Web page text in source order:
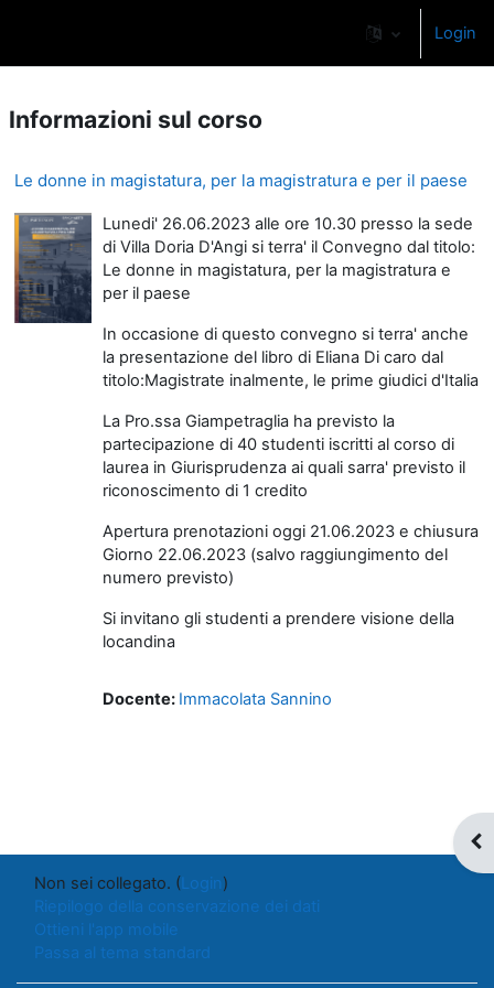
Login
Informazioni sul corso
Le donne in magistatura, per la magistratura e per il paese
Lunedi' 26.06.2023 alle ore 10.30 presso la sede
di Villa Doria D'Angi si terra' il Convegno dal titolo:
Le donne in magistatura, per la magistratura e
per il paese
In occasione di questo convegno si terra' anche
la presentazione del libro di Eliana Di caro dal
titolo:Magistrate inalmente, le prime giudici d'Italia
La Pro.ssa Giampetraglia ha previsto la
partecipazione di 40 studenti iscritti al corso di
laurea in Giurisprudenza ai quali sarra' previsto il
riconoscimento di 1 credito
Apertura prenotazioni oggi 21.06.2023 e chiusura
Giorno 22.06.2023 (salvo raggiungimento del
numero previsto)
Si invitano gli studenti a prendere visione della
locandina
Docente: Immacolata Sannino
Non sei collegato. (Login)
Riepilogo della conservazione dei dati
Ottieni l'app mobile
Passa al tema standard